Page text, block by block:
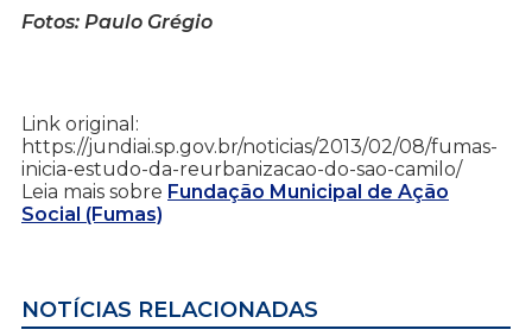
Fotos: Paulo Grégio
Link original:
https://jundiai.sp.gov.br/noticias/2013/02/08/fumas-
inicia-estudo-da-reurbanizacao-do-sao-camilo/
Leia mais sobre Fundação Municipal de Ação
Social (Fumas)
NOTÍCIAS RELACIONADAS